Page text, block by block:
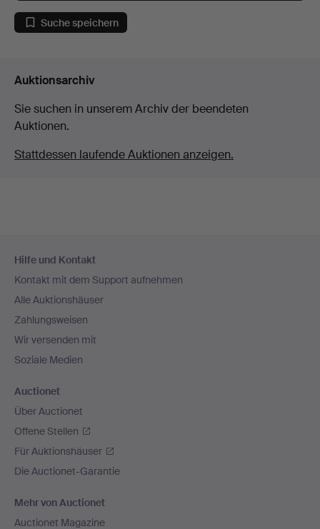
Suche speichern
Auktionsarchiv
Sie suchen in unserem Archiv der beendeten
Auktionen.
Stattdessen laufende Auktionen anzeigen.
Navigation
Hilfe und Kontakt
Kontakt mit dem Support aufnehmen
Alle Auktionshäuser
Zahlungsweisen
Wir versenden mit
Soziale Medien
Auctionet
Über Auctionet
Offene Stellen
Für Auktionshäuser
Die Auctionet-Garantie
Mehr von Auctionet
Auctionet Magazine